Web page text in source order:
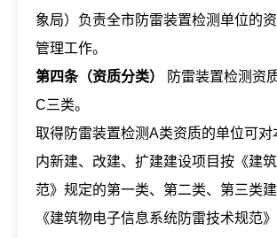
象局）负责全市防雷装置检测单位的
管理工作。
第四条（资质分类）
防雷装置检测资
C三类。
取得防雷装置检测A类资质的单位可对
内新建、改建、扩建建设项目按《建
范》规定的第一类、第二类、第三类
《建筑物电子信息系统防雷技术规范